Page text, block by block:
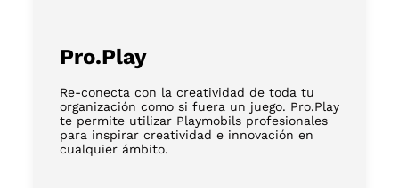
Pro.Play
Re-conecta con la creatividad de toda tu
organización como si fuera un juego. Pro.Play
te permite utilizar Playmobils profesionales
para inspirar creatividad e innovación en
cualquier ámbito.